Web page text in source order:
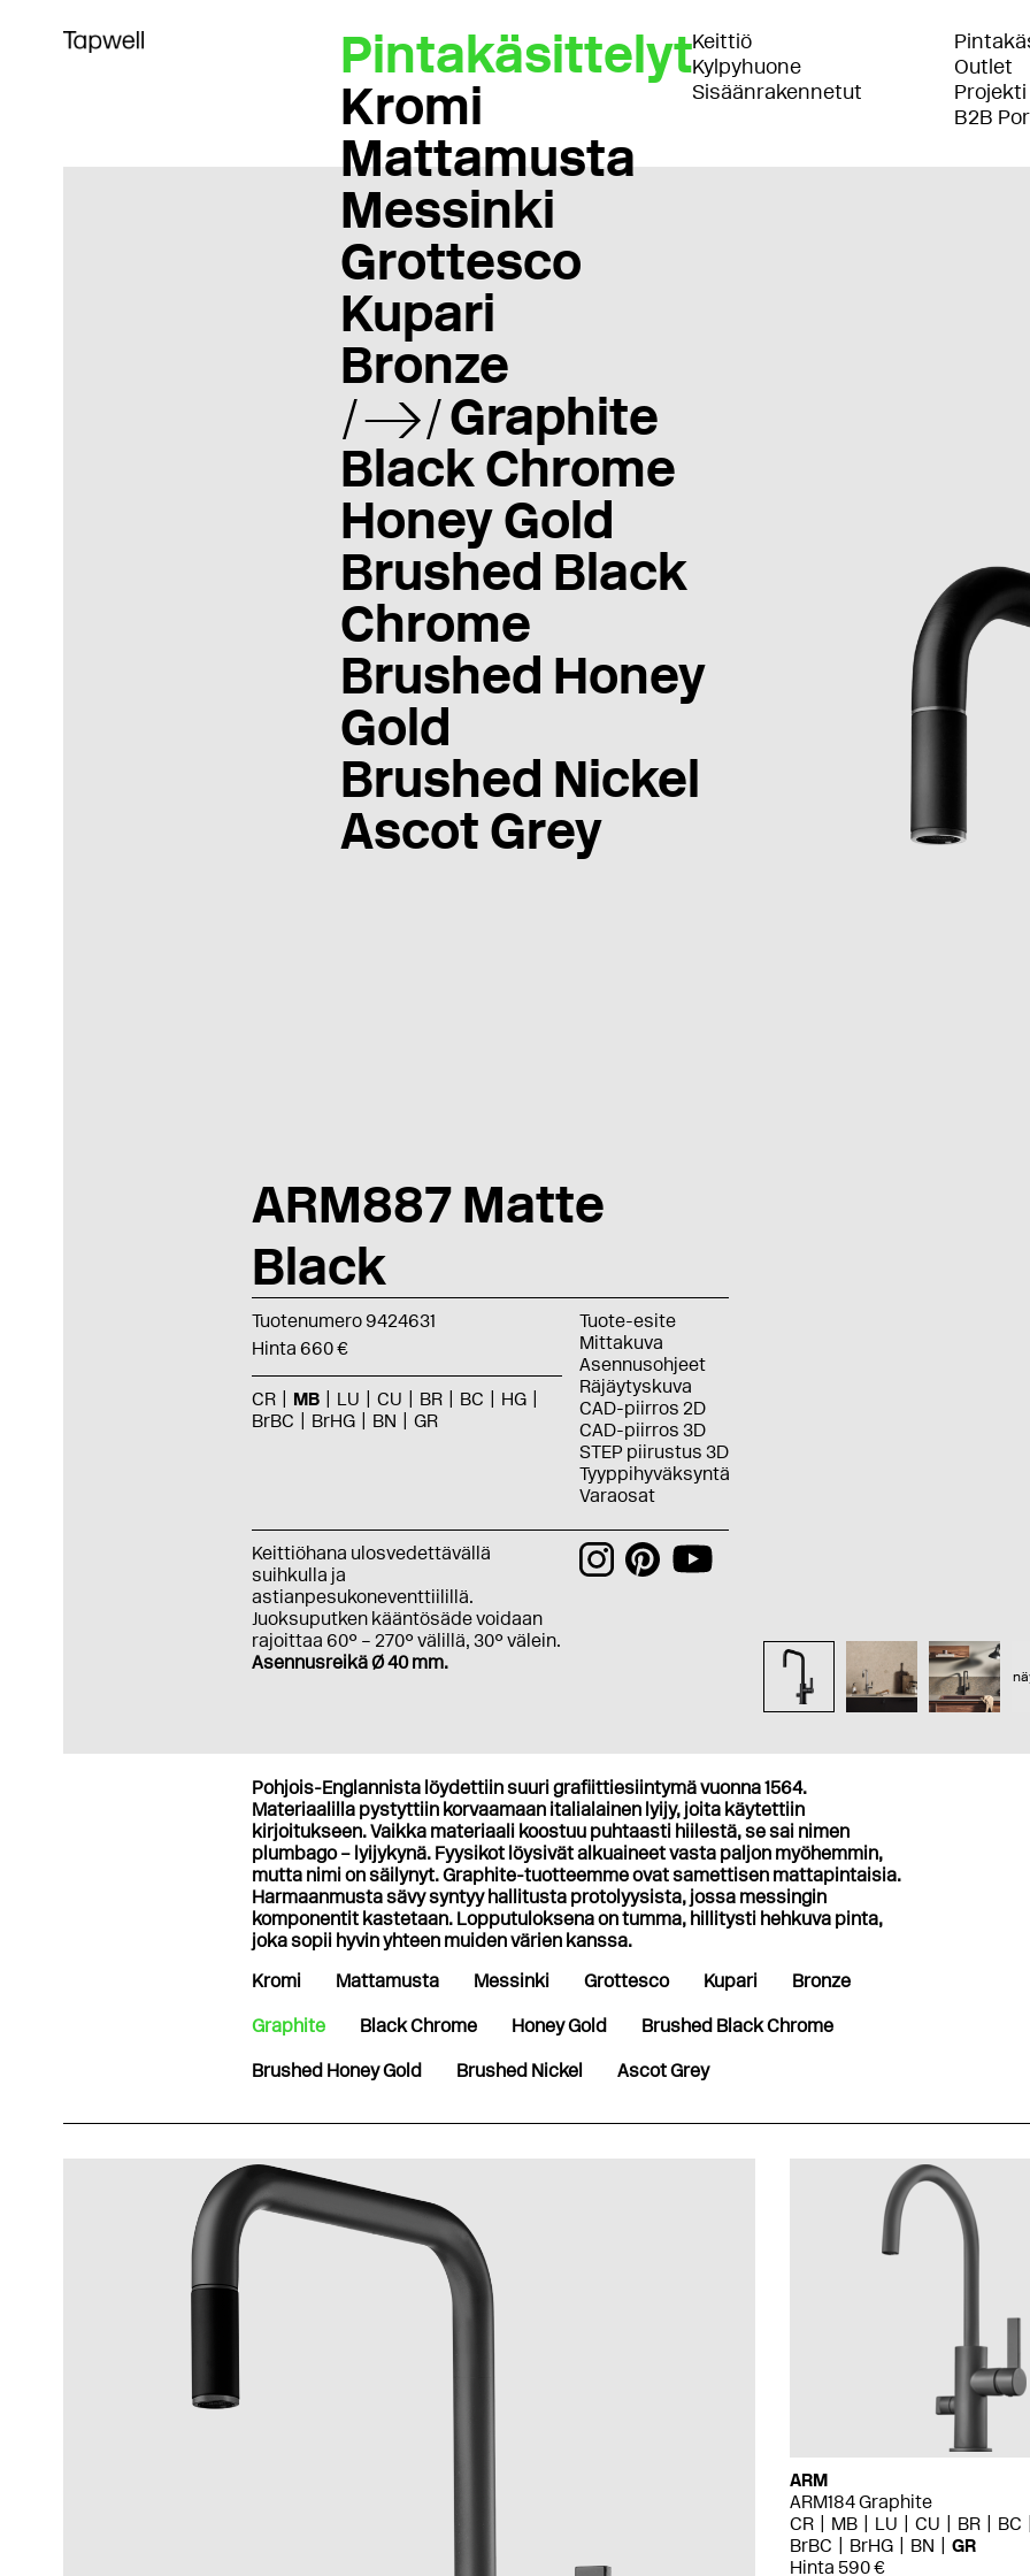
Pintakäsittelyt
Kromi
Mattamusta
Messinki
Grottesco
Kupari
Bronze
Graphite
Black Chrome
Honey Gold
Brushed Black
Chrome
Brushed Honey
Gold
Brushed Nickel
Ascot Grey
Keittiö
Kylpyhuone
Sisäänrakennetut
Outlet
Projekti
B2B
ARM887 Matte
Black
Tuotenumero 9424631
Hinta 660 €
CR MB LU CU BR BC
HG
BrBC
BrHG BN GR
Tuote-esite
Mittakuva
Asennusohjeet
Räjäytyskuva
CAD-piirros 2D
CAD-piirros 3D
STEP piirustus 3D
Tyyppihyväksyntä
Varaosat
Keittiöhana ulosvedettävällä
suihkulla ja
astianpesukoneventtiilillä.
Juoksuputken kääntösäde voidaan
rajoittaa 60° – 270° välillä, 30° välein.
Asennusreikä Ø 40 mm.
Pohjois-Englannista löydettiin suuri grafiittiesiintymä vuonna 1564.
Materiaalilla pystyttiin korvaamaan italialainen lyijy, joita käytettiin
kirjoitukseen. Vaikka materiaali koostuu puhtaasti hiilestä, se sai nimen
plumbago – lyijykynä. Fyysikot löysivät alkuaineet vasta paljon myöhemmin,
mutta nimi on säilynyt. Graphite-tuotteemme ovat samettisen mattapintaisia.
Harmaanmusta sävy syntyy hallitusta protolyysista, jossa messingin
komponentit kastetaan. Lopputuloksena on tumma, hillitysti hehkuva pinta,
joka sopii hyvin yhteen muiden värien kanssa.
Kromi
Mattamusta Messinki Grottesco Kupari Bronze
Graphite Black Chrome Honey Gold Brushed Black Chrome
Brushed Honey Gold Brushed Nickel Ascot Grey
ARM
ARM184 Graphite
CR
MB LU CU BR BC
BrBC
BrHG BN
GR
Hinta 590 €